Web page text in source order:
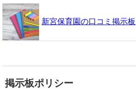
新宮保育園の口コミ掲示板
掲示板ポリシー